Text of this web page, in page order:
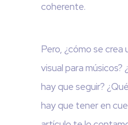
coherente.
Pero, ¿cómo se crea
visual para músicos?
hay que seguir?
hay que tener en